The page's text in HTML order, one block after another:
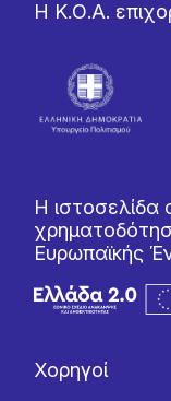
Η Κ.Ο.Α.
Η ιστοσελίδα
Ευρωπαϊκής
Χορηγοί